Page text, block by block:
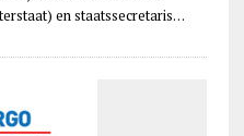
en staatssecretaris…